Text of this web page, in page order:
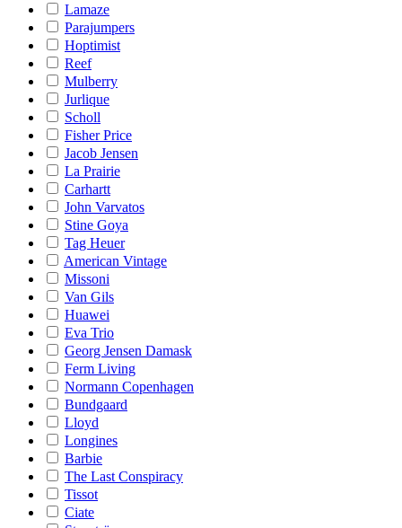
Lamaze
Parajumpers
Hoptimist
Reef
Mulberry
Jurlique
Scholl
Fisher Price
Jacob Jensen
La Prairie
Carhartt
John Varvatos
Stine Goya
Tag Heuer
American Vintage
Missoni
Van Gils
Huawei
Eva Trio
Georg Jensen Damask
Ferm Living
Normann Copenhagen
Bundgaard
Lloyd
Longines
Barbie
The Last Conspiracy
Tissot
Ciate